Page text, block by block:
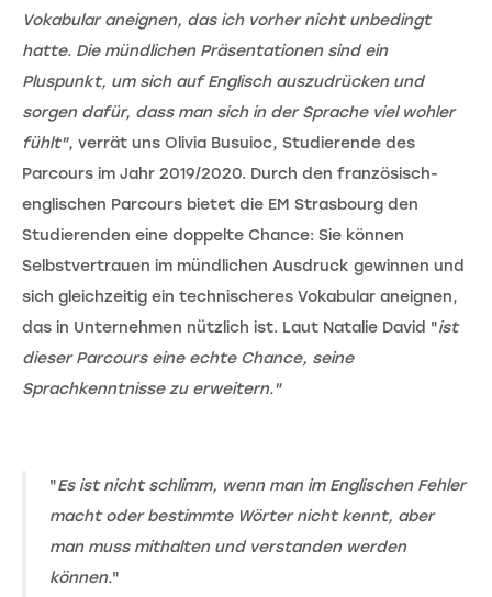
Vokabular aneignen, das ich vorher nicht unbedingt
hatte. Die mündlichen Präsentationen sind ein
Pluspunkt, um sich auf Englisch auszudrücken und
sorgen dafür, dass man sich in der Sprache viel wohler
fühlt", verrät uns Olivia Busuioc, Studierende des
Parcours im Jahr 2019/2020. Durch den französisch-
englischen Parcours bietet die EM Strasbourg den
Studierenden eine doppelte Chance: Sie können
Selbstvertrauen im mündlichen Ausdruck gewinnen und
sich gleichzeitig ein technischeres Vokabular aneignen,
das in Unternehmen nützlich ist. Laut Natalie David "ist
dieser Parcours eine echte Chance, seine
Sprachkenntnisse zu erweitern."
"Es ist nicht schlimm, wenn man im Englischen Fehler
macht oder bestimmte Wörter nicht kennt, aber
man muss mithalten und verstanden werden
können."